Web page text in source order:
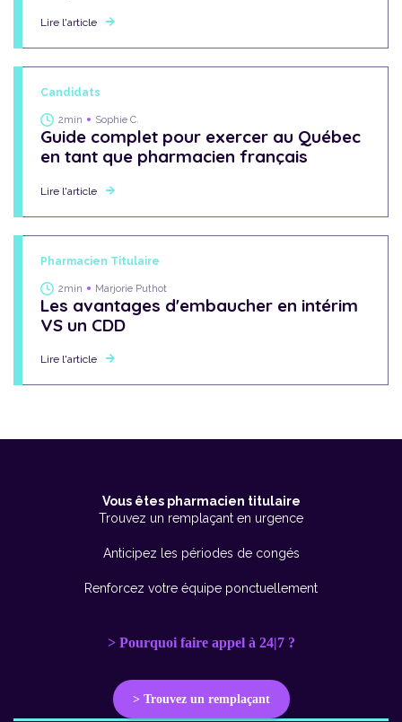
Lire l'article
Candidats
2min Sophie C.
Guide complet pour exercer au Québec
en tant que pharmacien français
Lire l'article
Pharmacien Titulaire
2min Marjorie Puthot
Les avantages d'embaucher en intérim
VS un CDD
Lire l'article
Vous êtes pharmacien titulaire
Trouvez un remplaçant en urgence
Anticipez les périodes de congés
Renforcez votre équipe ponctuellement
> Pourquoi faire appel à 24|7 ?
> Trouvez un remplaçant